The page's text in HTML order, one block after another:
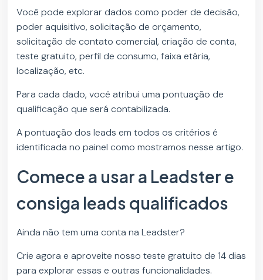
Você pode explorar dados como poder de decisão,
poder aquisitivo, solicitação de orçamento,
solicitação de contato comercial, criação de conta,
teste gratuito, perfil de consumo, faixa etária,
localização, etc.
Para cada dado, você atribui uma pontuação de
qualificação que será contabilizada.
A pontuação dos leads em todos os critérios é
identificada no painel como mostramos nesse artigo.
Comece a usar a Leadster e
consiga leads qualificados
Ainda não tem uma conta na Leadster?
Crie agora e aproveite nosso teste gratuito de 14 dias
para explorar essas e outras funcionalidades.